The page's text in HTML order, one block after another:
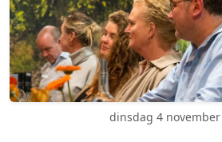
dinsdag 4 november